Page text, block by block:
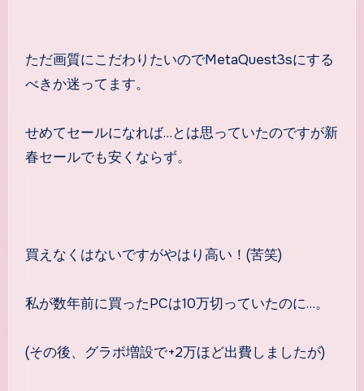
ただ画質にこだわりたいのでMetaQuest3sにする
べきか迷ってます。
せめてセールになれば…とは思っていたのですが新
春セールでも安くならず。
買えなくはないですがやはり高い！(苦笑)
私が数年前に買ったPCは10万切っていたのに…。
(その後、グラボ増設で+2万ほど出費しましたが)